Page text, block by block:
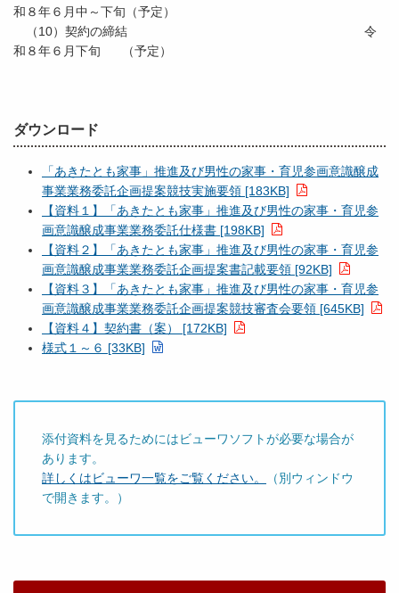
和８年６月中～下旬（予定）
（10）契約の締結 令
和８年６月下旬 （予定）
ダウンロード
「あきたとも家事」推進及び男性の家事・育児参画意識醸成
事業業務委託企画提案競技実施要領 [183KB]
【資料１】「あきたとも家事」推進及び男性の家事・育児参
画意識醸成事業業務委託仕様書 [198KB]
【資料２】「あきたとも家事」推進及び男性の家事・育児参
画意識醸成事業業務委託企画提案書記載要領 [92KB]
【資料３】「あきたとも家事」推進及び男性の家事・育児参
画意識醸成事業業務委託企画提案競技審査会要領 [645KB]
【資料４】契約書（案） [172KB]
様式１～６ [33KB]
添付資料を見るためにはビューワソフトが必要な場合が
あります。
詳しくはビューワ一覧をご覧ください。
（別ウィンドウ
で開きます。）